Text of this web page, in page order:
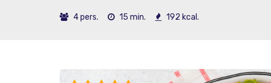
4 pers. 15 min. 192 kcal.